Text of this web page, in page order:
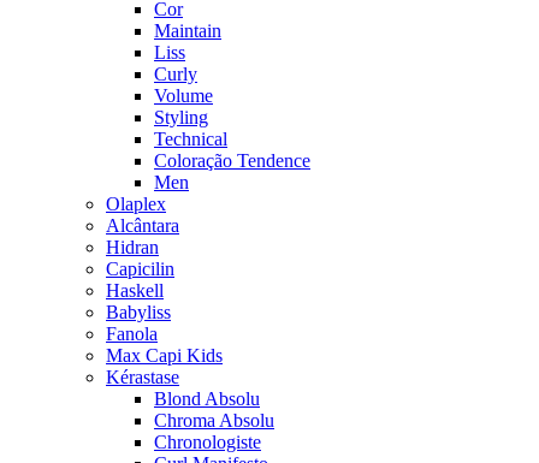
Cor
Maintain
Liss
Curly
Volume
Styling
Technical
Coloração Tendence
Men
Olaplex
Alcântara
Hidran
Capicilin
Haskell
Babyliss
Fanola
Max Capi Kids
Kérastase
Blond Absolu
Chroma Absolu
Chronologiste